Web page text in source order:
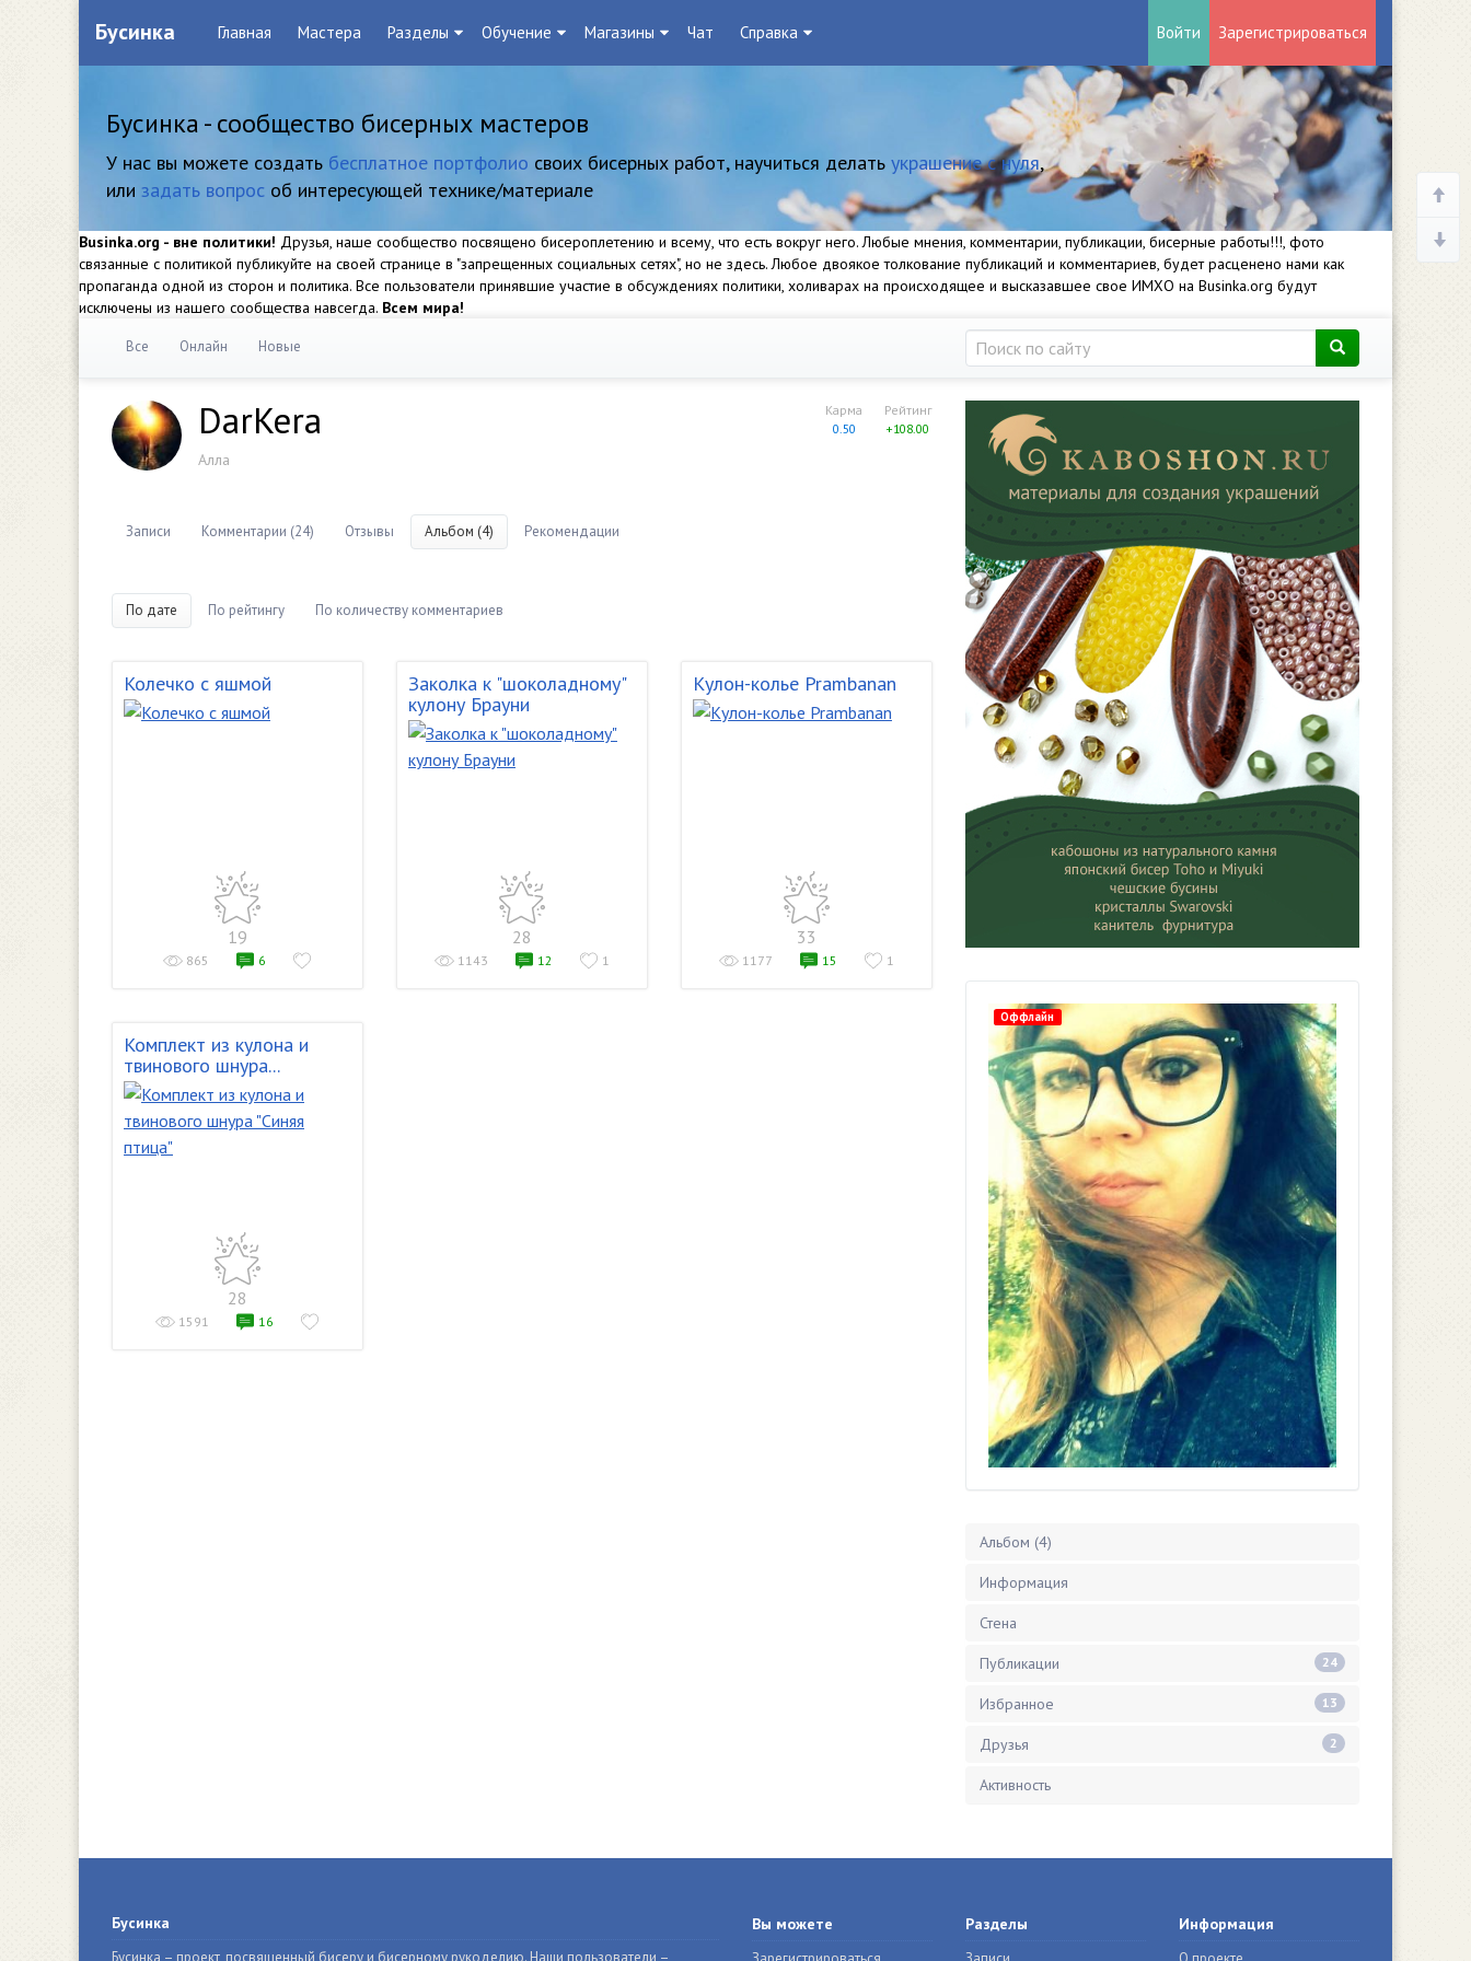
Бусинка Главная Мастера Разделы Обучение Магазины Чат Справка Войти Зарегистрироваться
Бусинка - сообщество бисерных мастеров
У нас вы можете создать бесплатное портфолио своих бисерных работ, научиться делать украшение с нуля,
или задать вопрос об интересующей технике/материале
Businka.org - вне политики! Друзья, наше сообщество посвящено бисероплетению и всему, что есть вокруг него. Любые мнения, комментарии, публикации, бисерные работы!!!, фото
связанные с политикой публикуйте на своей странице в "запрещенных социальных сетях", но не здесь. Любое двоякое толкование публикаций и комментариев, будет расценено нами как
пропаганда одной из сторон и политика. Все пользователи принявшие участие в обсуждениях политики, холиварах на происходящее и высказавшее свое ИМХО на Businka.org будут
исключены из нашего сообщества навсегда. Всем мира!
Все Онлайн Новые
Рейтинг
+108.00
Карма
0.50
DarKera
Алла
Записи Комментарии (24) Отзывы Альбом (4) Рекомендации
По дате По рейтингу По количеству комментариев
Колечко с яшмой
19
865 6
Заколка к "шоколадному"
кулону Брауни
28
1143 12 1
Кулон-колье Prambanan
33
1177 15 1
Комплект из кулона и
твинового шнура...
28
1591 16
Оффлайн
Альбом (4)
Информация
Стена
Публикации 24
Избранное 13
Друзья 2
Активность
Бусинка
Бусинка – проект, посвященный бисеру и бисерному рукоделию. Наши пользователи –
Вы можете Разделы Информация